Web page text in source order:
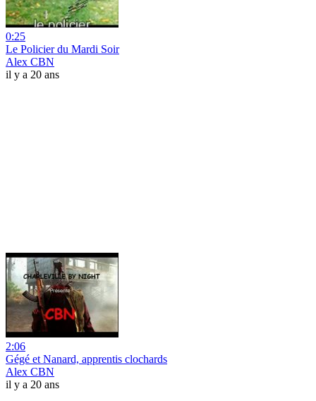
0:25
Le Policier du Mardi Soir
Alex CBN
il y a 20 ans
2:06
Gégé et Nanard, apprentis clochards
Alex CBN
il y a 20 ans